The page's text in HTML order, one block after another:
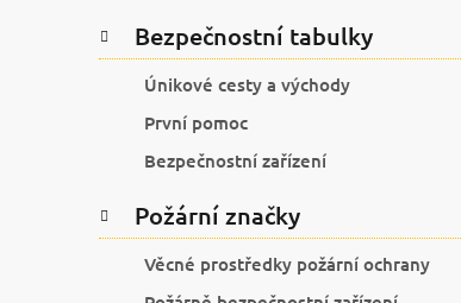
P
o
n
n
Přeskočit
kategorie
K
a
i
e
Bezpečnostní tabulky
Únikové cesty a východy
První pomoc
Bezpečnostní zařízení
Požární značky
Věcné prostředky požární ochrany